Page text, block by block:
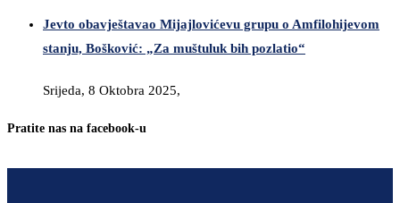
Jevto obavještavao Mijajlovićevu grupu o Amfilohijevom
stanju, Bošković: „Za muštuluk bih pozlatio“
Srijeda, 8 Oktobra 2025,
Pratite nas na facebook-u